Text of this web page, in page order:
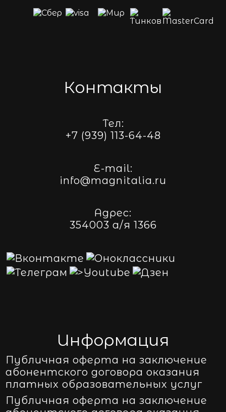
Контакты
Тел:
+7 (939) 113-64-48
E-mail:
info@magnitalia.ru
Адрес:
354003 а/я 1366
Информация
Публичная оферта на заключение
абонентского договора оказания
платных образовательных услуг
Публичная оферта на заключение